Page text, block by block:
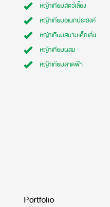
หญ้าเทียมสัตว์เลี้ยง
หญ้าเทียมอเนกประสงค์
หญ้าเทียมสนามเด็กเล่น
หญ้าเทียมผสม
หญ้าเทียมดาดฟ้า
Portfolio